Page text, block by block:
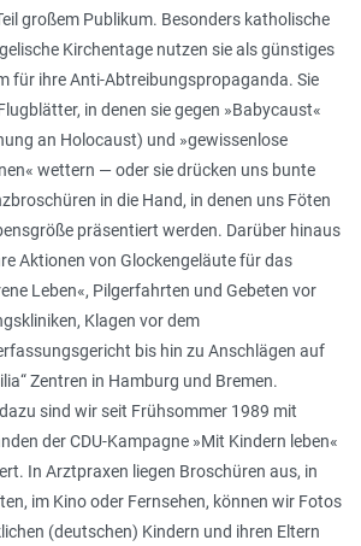
großem Publikum. Besonders katholische
Kirchentage nutzen sie als günstiges
für ihre Anti-Abtreibungspropaganda. Sie
in denen sie gegen »Babycaust«
an Holocaust) und »gewissenlose
« wettern — oder sie drücken uns bunte
in die Hand, in denen uns Föten
präsentiert werden. Darüber hinaus
Aktionen von Glockengeläute für das
Leben«, Pilgerfahrten und Gebeten vor
Klagen vor dem
bis hin zu Anschlägen auf
Zentren in Hamburg und Bremen.
sind wir seit Frühsommer 1989 mit
der CDU-Kampagne »Mit Kindern leben«
In Arztpraxen liegen Broschüren aus, in
im Kino oder Fernsehen, können wir Fotos
(deutschen) Kindern und ihren Eltern